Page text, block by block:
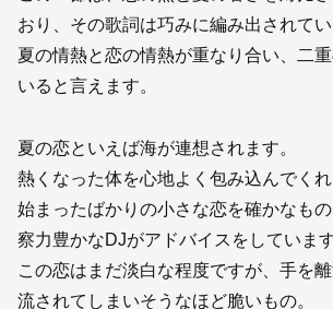
おり、その歌詞は巧みに編み出されてい
夏の情熱と恋の情熱が重なり合い、二
いると言えます。
夏の恋といえば海が連想されます。
熱くなった体を心地よく包み込んでくれ
始まったばかりの小さな恋を確かなも
察力豊かなDJがアドバイスをしています
この恋はまだ淡白な程度ですが、手を
流されてしまいそうなほど脆いもの。